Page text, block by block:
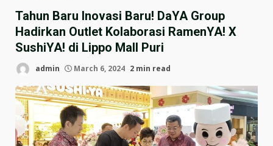
Tahun Baru Inovasi Baru! DaYA Group
Hadirkan Outlet Kolaborasi RamenYA! X
SushiYA! di Lippo Mall Puri
admin March 6, 2024 2 min read